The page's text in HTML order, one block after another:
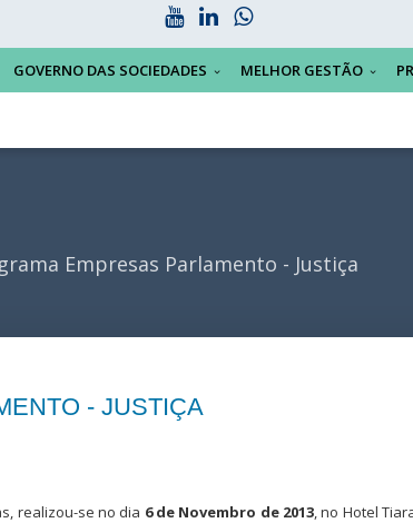
GOVERNO DAS SOCIEDADES MELHOR GESTÃO
Empresas Parlamento - Justiça
- JUSTIÇA
realizou-se no dia 6 de Novembro de 2013, no Hotel